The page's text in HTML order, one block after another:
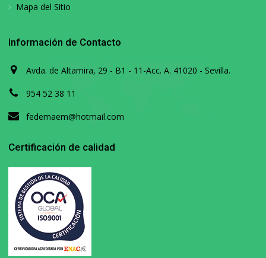
Mapa del Sitio
Información de Contacto
Avda. de Altamira, 29 - B1 - 11-Acc. A. 41020 - Sevilla.
954 52 38 11
fedemaem@hotmail.com
Certificación de calidad